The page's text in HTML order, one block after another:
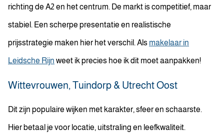
richting de A2 en het centrum. De markt is competitief, maar
stabiel. Een scherpe presentatie en realistische
prijsstrategie maken hier het verschil. Als makelaar in
Leidsche Rijn weet ik precies hoe ik dit moet aanpakken!
Wittevrouwen, Tuindorp & Utrecht Oost
Dit zijn populaire wijken met karakter, sfeer en schaarste.
Hier betaal je voor locatie, uitstraling en leefkwaliteit.